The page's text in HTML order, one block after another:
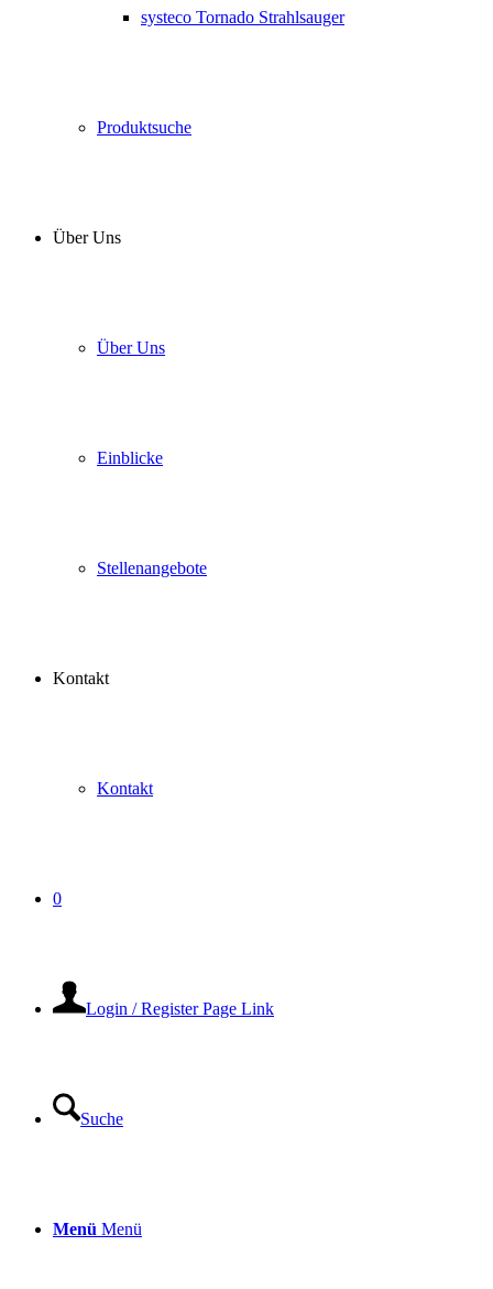
systeco Tornado Strahlsauger
Produktsuche
Über Uns
Über Uns
Einblicke
Stellenangebote
Kontakt
Kontakt
0
Login / Register Page Link
Suche
Menü Menü